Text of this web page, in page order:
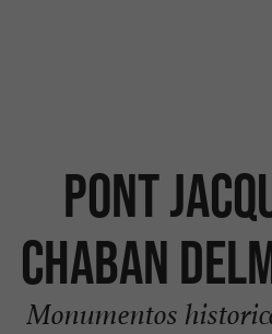
Pont
Chaban
Monumentos